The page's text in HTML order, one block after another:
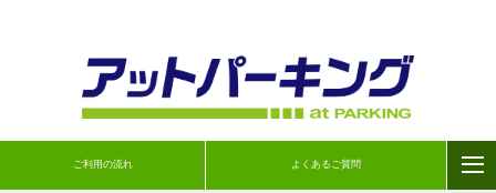
ご利用の流れ よくあるご質問